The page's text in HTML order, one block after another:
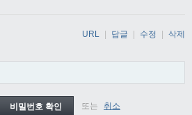
또는 취소
URL | 답글 | 수정 | 삭제